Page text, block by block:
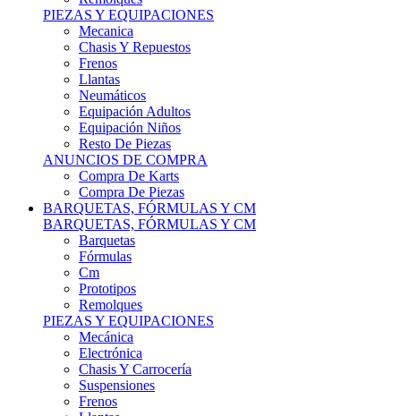
PIEZAS Y EQUIPACIONES
Mecanica
Chasis Y Repuestos
Frenos
Llantas
Neumáticos
Equipación Adultos
Equipación Niños
Resto De Piezas
ANUNCIOS DE COMPRA
Compra De Karts
Compra De Piezas
BARQUETAS, FÓRMULAS Y CM
BARQUETAS, FÓRMULAS Y CM
Barquetas
Fórmulas
Cm
Prototipos
Remolques
PIEZAS Y EQUIPACIONES
Mecánica
Electrónica
Chasis Y Carrocería
Suspensiones
Frenos